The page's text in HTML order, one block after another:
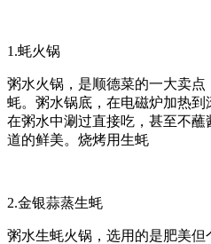
1.蚝火锅
粥水火锅，是顺德菜的一大卖
蚝。粥水锅底，在电磁炉加热
在粥水中涮过直接吃，甚至不
道的鲜美。烧烤用生蚝
2.金银蒜蒸生蚝
粥水生蚝火锅，选用的是肥美